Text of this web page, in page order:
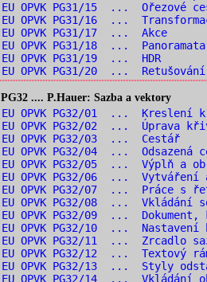
EU OPVK PG31/15 ... Ořezové
EU OPVK PG31/16 ...
EU OPVK PG31/17 ... Akce
EU OPVK PG31/18 ... Panoramata
EU OPVK PG31/19 ... HDR
EU OPVK PG31/20 ... Retušování
PG32 .... P.Hauer: Sazba a vektory
EU OPVK PG32/01 ... Kreslení
EU OPVK PG32/02 ... Úprava
EU OPVK PG32/03 ... Cestář
EU OPVK PG32/04 ...
EU OPVK PG32/05 ... Výplň a
EU OPVK PG32/06 ...
EU OPVK PG32/07 ... Práce s
EU OPVK PG32/08 ... Vkládání
EU OPVK PG32/09 ...
EU OPVK PG32/10 ... Nastavení
EU OPVK PG32/11 ... Zrcadlo
EU OPVK PG32/12 ... Textový
EU OPVK PG32/13 ... Styly
EU OPVK PG32/14 ... Vkládání